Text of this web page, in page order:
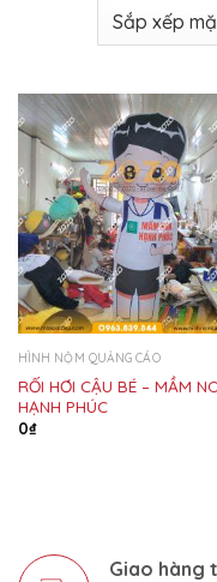
HÌNH NỘM QUẢNG CÁO
RỐI HƠI CẬU BÉ – MẦM
HẠNH PHÚC
0₫
Giao hàng